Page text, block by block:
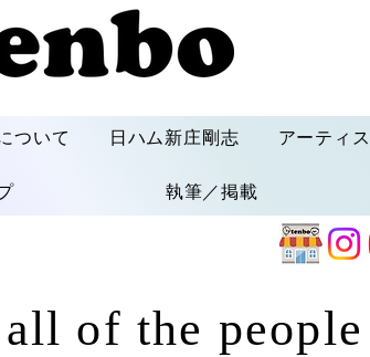
ついて 日ハム新庄剛志 アーティス
執筆／掲載
of the people